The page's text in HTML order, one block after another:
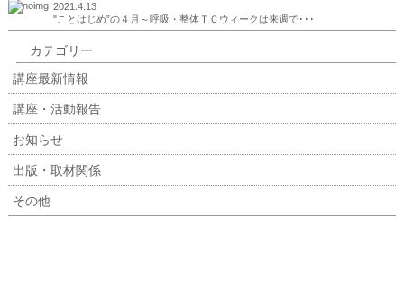
2021.4.13
"ことはじめ”の４月～呼吸・整体ＴＣウィークは来週で･･･
カテゴリー
講座最新情報
講座・活動報告
お知らせ
出版・取材関係
その他